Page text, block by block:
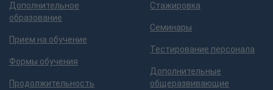
Дополнительное
образование
Прием на обучение
Формы обучения
Продолжительность
Стажировка
Семинары
Тестирование персонала
Дополнительные
общеразвивающие